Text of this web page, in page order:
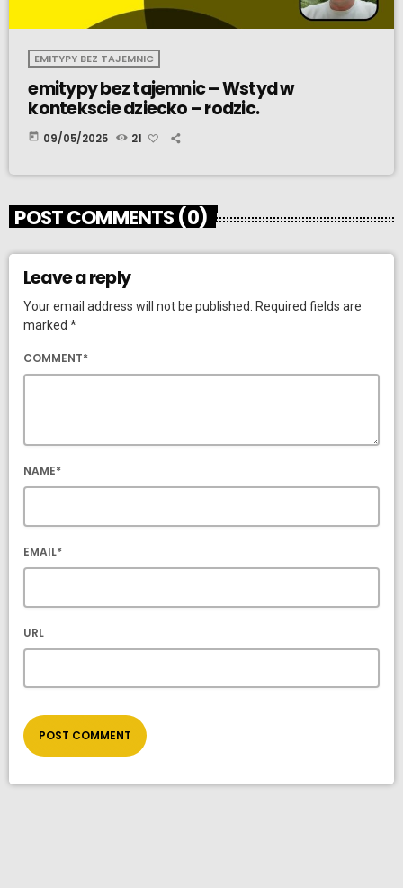
EMITYPY BEZ TAJEMNIC
emitypy bez tajemnic – Wstyd w
kontekscie dziecko – rodzic.
today 09/05/2025 21
POST COMMENTS (0)
Leave a reply
Your email address will not be published. Required fields are
marked *
COMMENT*
NAME*
EMAIL*
URL